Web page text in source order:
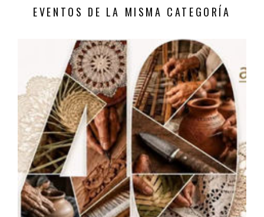
EVENTOS DE LA MISMA CATEGORÍA